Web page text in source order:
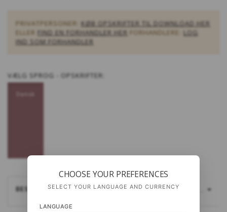
PRIVATPERSONER: KØB OPSKRIFTER TIL DOWNLOAD HER
ELLER FIND EN FORHANDLER HER FORHANDLERE: LOG
IND SOM FORHANDLER
VÆLG SPROG - OPSKRIFTER:
LÆS MERE...
BESKRIVELSE
CHOOSE YOUR PREFERENCES
SELECT YOUR LANGUAGE AND CURRENCY
LANGUAGE